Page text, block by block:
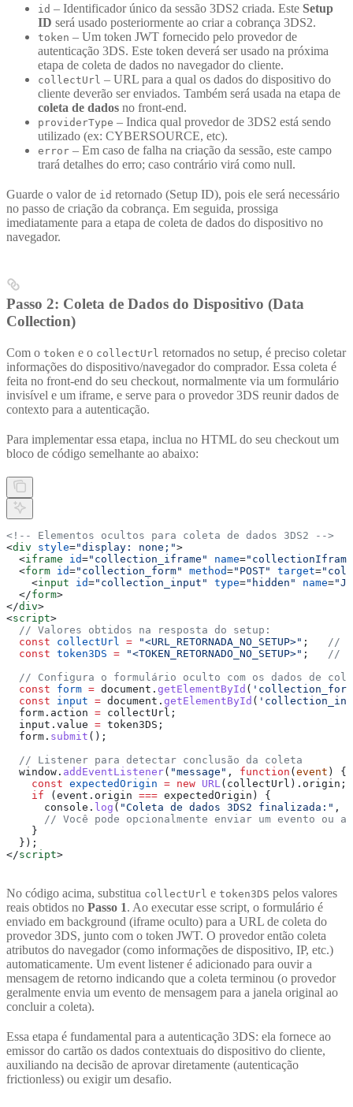
id – Identificador único da sessão 3DS2 criada. Este Setup
ID será usado posteriormente ao criar a cobrança 3DS2.
token – Um token JWT fornecido pelo provedor de
autenticação 3DS. Este token deverá ser usado na próxima
etapa de coleta de dados no navegador do cliente.
collectUrl – URL para a qual os dados do dispositivo do
cliente deverão ser enviados. Também será usada na etapa de
coleta de dados no front-end.
providerType – Indica qual provedor de 3DS2 está sendo
utilizado (ex: CYBERSOURCE, etc).
error – Em caso de falha na criação da sessão, este campo
trará detalhes do erro; caso contrário virá como null.
Guarde o valor de id retornado (Setup ID), pois ele será necessário
no passo de criação da cobrança. Em seguida, prossiga
imediatamente para a etapa de coleta de dados do dispositivo no
navegador.
Passo 2: Coleta de Dados do Dispositivo (Data
Collection)
Com o token e o collectUrl retornados no setup, é preciso coletar
informações do dispositivo/navegador do comprador. Essa coleta é
feita no front-end do seu checkout, normalmente via um formulário
invisível e um iframe, e serve para o provedor 3DS reunir dados de
contexto para a autenticação.
Para implementar essa etapa, inclua no HTML do seu checkout um
bloco de código semelhante ao abaixo:
<!-- Elementos ocultos para coleta de dados 3DS2 -->
<div style="display: none;">
  <
iframe id="collection_iframe" name=
  <
form id="collection_form" method="POST" target=
    <
input id="collection_input" type="hidden" name=
  </
form>
</div>
<script>
  // Valores obtidos na resposta do setup:
  const
collectUrl = "<URL_RETORNADA_NO_SETUP>" ;
//
  const
token3DS = "<TOKEN_RETORNADO_NO_SETUP>" ;
//
// Configura o formulário oculto com os dados de
  const
form = document . getElementById (
  const
input = document . getElementById (
  form
. action = collectUrl ;
  input
. value = token3DS ;
  form
. submit ();
  // Listener para detectar conclusão da coleta
  window
. addEventListener( "message" , function ( event ) {
    const
expectedOrigin = new URL ( collectUrl ). origin ;
    if
( event . origin === expectedOrigin ) {
      console
. log ( "Coleta de dados 3DS2 finalizada:" ,
// Você pode opcionalmente enviar um evento ou
    }
  });
</script>
No código acima, substitua collectUrl e token3DS pelos valores
reais obtidos no Passo 1. Ao executar esse script, o formulário é
enviado em background (iframe oculto) para a URL de coleta do
provedor 3DS, junto com o token JWT. O provedor então coleta
atributos do navegador (como informações de dispositivo, IP, etc.)
automaticamente. Um event listener é adicionado para ouvir a
mensagem de retorno indicando que a coleta terminou (o provedor
geralmente envia um evento de mensagem para a janela original ao
concluir a coleta).
Essa etapa é fundamental para a autenticação 3DS: ela fornece ao
emissor do cartão os dados contextuais do dispositivo do cliente,
auxiliando na decisão de aprovar diretamente (autenticação
frictionless) ou exigir um desafio.